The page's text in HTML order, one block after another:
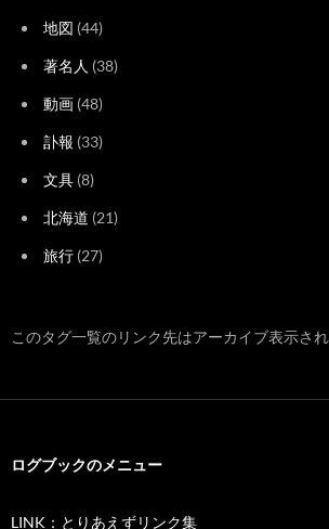
地図 (44)
著名人 (38)
動画 (48)
訃報 (33)
文具 (8)
北海道 (21)
旅行 (27)
このタグ一覧のリンク先はアーカイブ表示され
ログブックのメニュー
LINK：とりあえずリンク集